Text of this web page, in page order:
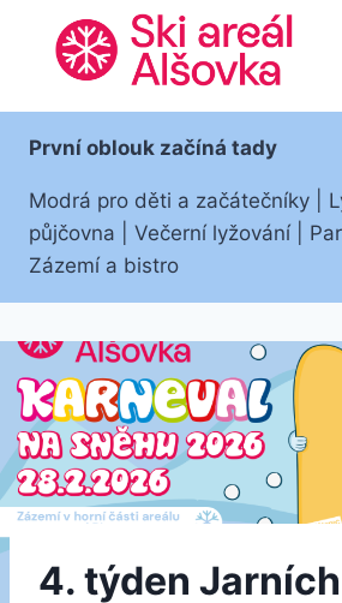
Přeskočit
První oblouk začíná tady
Modrá pro děti a začátečníky |
půjčovna | Večerní lyžování |
Zázemí a bistro
4. týden Jarních